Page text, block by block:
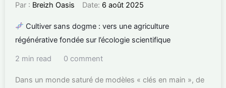
Par : Breizh Oasis Date: 6 août 2025
Cultiver sans dogme : vers une agriculture
régénérative fondée sur l’écologie scientifique
2 min read 0 comment
Dans un monde saturé de modèles « clés en main », de